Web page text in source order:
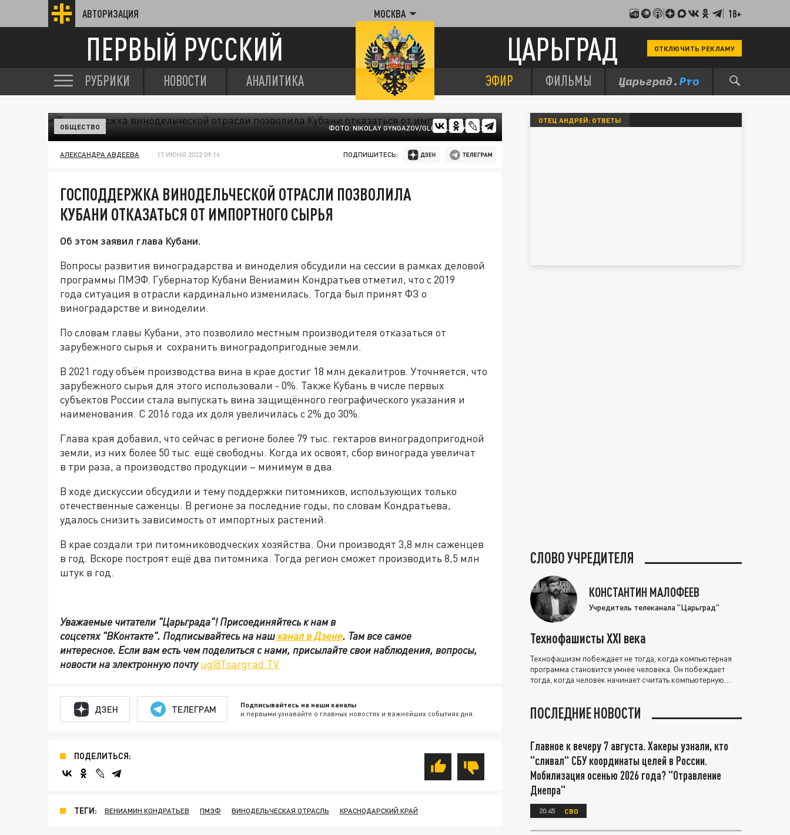
АВТОРИЗАЦИЯ МОСКВА 18+
ПЕРВЫЙ РУССКИЙ ЦАРЬГРАД ОТКЛЮЧИТЬ РЕКЛАМУ
РУБРИКИ НОВОСТИ АНАЛИТИКА ЭФИР ФИЛЬМЫ
ФОТО: NIKOLAY GYNGAZOV/GLOBALLOOKPRESS
ОБЩЕСТВО
АЛЕКСАНДРА АВДЕЕВА 17 ИЮНЯ 2022 09:16 ПОДПИШИТЕСЬ:
ГОСПОДДЕРЖКА ВИНОДЕЛЬЧЕСКОЙ ОТРАСЛИ ПОЗВОЛИЛА
КУБАНИ ОТКАЗАТЬСЯ ОТ ИМПОРТНОГО СЫРЬЯ
Об этом заявил глава Кубани.
Вопросы развития виноградарства и виноделия обсудили на сессии в рамках деловой
программы ПМЭФ. Губернатор Кубани Вениамин Кондратьев отметил, что с 2019
года ситуация в отрасли кардинально изменилась. Тогда был принят ФЗ о
виноградарстве и виноделии.
По словам главы Кубани, это позволило местным производителя отказаться от
зарубежного сырья и сохранить виноградопригодные земли.
В 2021 году объём производства вина в крае достиг 18 млн декалитров. Уточняется, что
зарубежного сырья для этого использовали - 0%. Также Кубань в числе первых
субъектов России стала выпускать вина защищённого географического указания и
наименования. С 2016 года их доля увеличилась с 2% до 30%.
Глава края добавил, что сейчас в регионе более 79 тыс. гектаров виноградопригодной
земли, из них более 50 тыс. ещё свободны. Когда их освоят, сбор винограда увеличат
в три раза, а производство продукции – минимум в два.
В ходе дискуссии обсудили и тему поддержки питомников, использующих только
отечественные саженцы. В регионе за последние годы, по словам Кондратьева,
удалось снизить зависимость от импортных растений.
В крае создали три питомниководческих хозяйства. Они производят 3,8 млн саженцев
в год. Вскоре построят ещё два питомника. Тогда регион сможет производить 8,5 млн
штук в год.
Уважаемые читатели "Царьграда"!Присоединяйтесь к нам в
соцсетях"ВКонтакте". Подписывайтесь на нашканал в Дзене. Там все самое
интересное. Если вам есть чем поделиться с нами, присылайте свои наблюдения, вопросы,
новости на электронную почтуug@Tsargrad.TV
ДЗЕН ТЕЛЕГРАМ Подписывайтесь на наши каналы
и первыми узнавайте о главных новостях и важнейших событиях дня.
ПОДЕЛИТЬСЯ:
ТЕГИ: ВЕНИАМИН КОНДРАТЬЕВ ПМЭФ ВИНОДЕЛЬЧЕСКАЯ ОТРАСЛЬ КРАСНОДАРСКИЙ КРАЙ
ОТЕЦ АНДРЕЙ: ОТВЕТЫ
СЛОВО УЧРЕДИТЕЛЯ
КОНСТАНТИН МАЛОФЕЕВ
Учредитель телеканала "Царьград"
Технофашисты XXI века
Технофашизм побеждает не тогда, когда компьютерная
программа становится умнее человека. Он побеждает
тогда, когда человек начинает считать компьютерную
ПОСЛЕДНИЕ НОВОСТИ
Главное к вечеру 7 августа. Хакеры узнали, кто
"сливал" СБУ координаты целей в России.
Мобилизация осенью 2026 года? "Отравление
Днепра"
20:45 СВО